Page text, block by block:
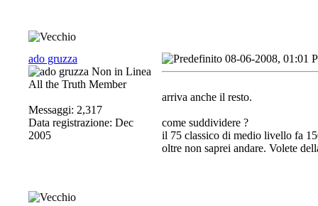
ado gruzza
All the Truth Member
Messaggi: 2,317
Data registrazione: Dec
2005
08-06-2008, 01:01
arriva anche il resto.
come suddividere ?
il 75 classico di medio livello fa
oltre non saprei andare. Volete